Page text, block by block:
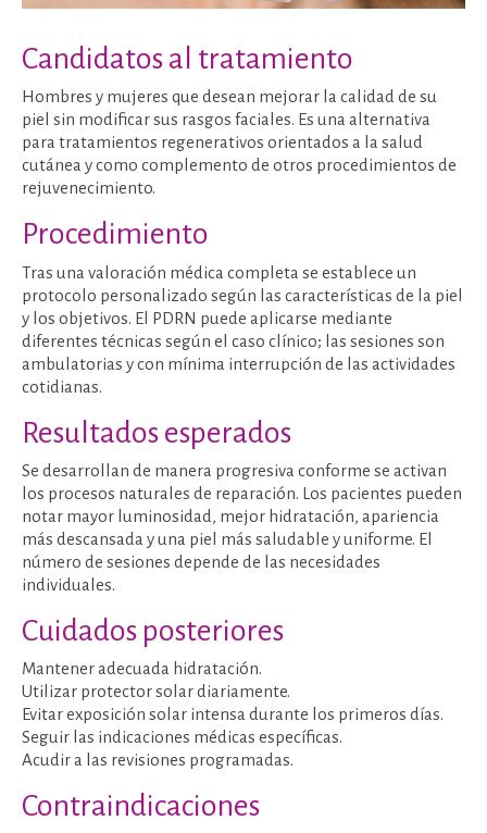
Candidatos al tratamiento
Hombres y mujeres que desean mejorar la calidad de su
piel sin modificar sus rasgos faciales. Es una alternativa
para tratamientos regenerativos orientados a la salud
cutánea y como complemento de otros procedimientos de
rejuvenecimiento.
Procedimiento
Tras una valoración médica completa se establece un
protocolo personalizado según las características de la piel
y los objetivos. El PDRN puede aplicarse mediante
diferentes técnicas según el caso clínico; las sesiones son
ambulatorias y con mínima interrupción de las actividades
cotidianas.
Resultados esperados
Se desarrollan de manera progresiva conforme se activan
los procesos naturales de reparación. Los pacientes pueden
notar mayor luminosidad, mejor hidratación, apariencia
más descansada y una piel más saludable y uniforme. El
número de sesiones depende de las necesidades
individuales.
Cuidados posteriores
Mantener adecuada hidratación.
Utilizar protector solar diariamente.
Evitar exposición solar intensa durante los primeros días.
Seguir las indicaciones médicas específicas.
Acudir a las revisiones programadas.
Contraindicaciones